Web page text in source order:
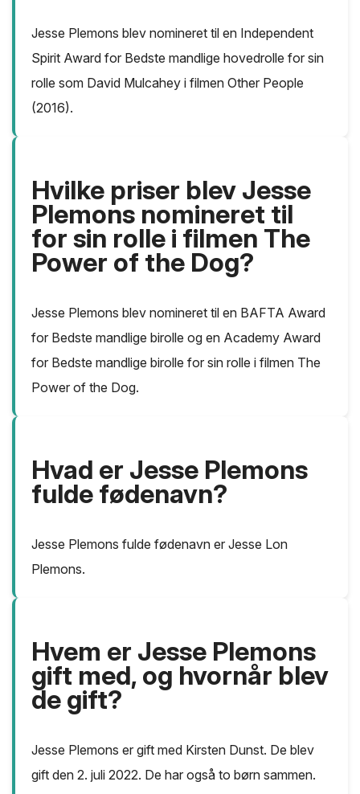
Jesse Plemons blev nomineret til en Independent
Spirit Award for Bedste mandlige hovedrolle for sin
rolle som David Mulcahey i filmen Other People
(2016).
Hvilke priser blev Jesse
Plemons nomineret til
for sin rolle i filmen The
Power of the Dog?
Jesse Plemons blev nomineret til en BAFTA Award
for Bedste mandlige birolle og en Academy Award
for Bedste mandlige birolle for sin rolle i filmen The
Power of the Dog.
Hvad er Jesse Plemons
fulde fødenavn?
Jesse Plemons fulde fødenavn er Jesse Lon
Plemons.
Hvem er Jesse Plemons
gift med, og hvornår blev
de gift?
Jesse Plemons er gift med Kirsten Dunst. De blev
gift den 2. juli 2022. De har også to børn sammen.